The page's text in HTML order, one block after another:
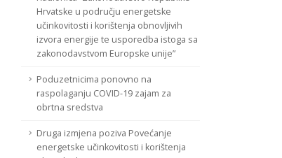
Hrvatske u području energetske
učinkovitosti i korištenja obnovljivih
izvora energije te usporedba istoga sa
zakonodavstvom Europske unije”
Poduzetnicima ponovno na
raspolaganju COVID-19 zajam za
obrtna sredstva
Druga izmjena poziva Povećanje
energetske učinkovitosti i korištenja